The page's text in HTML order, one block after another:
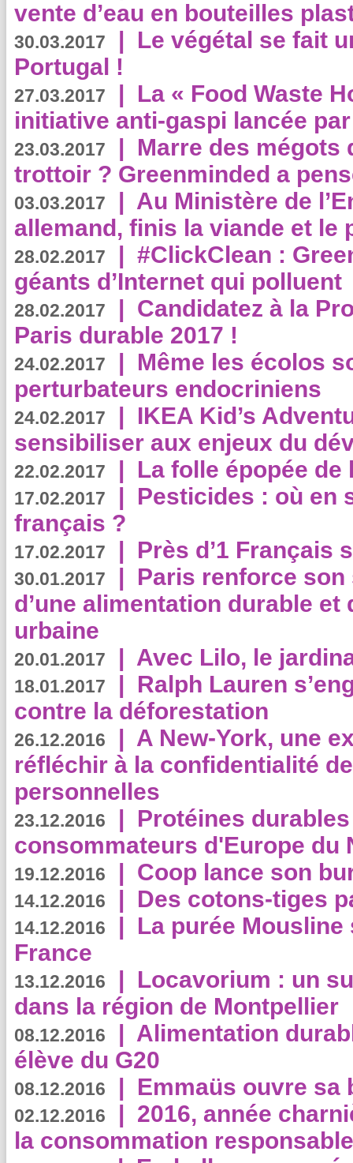
vente d’eau en bouteilles
30.03.2017 | Le végétal se fait
Portugal !
27.03.2017 | La « Food Waste
initiative anti-gaspi lancée
23.03.2017 | Marre des mégots
trottoir ? Greenminded a
03.03.2017 | Au Ministère de
allemand, finis la viande et le
28.02.2017 | #ClickClean :
géants d’Internet qui polluent
28.02.2017 | Candidatez à la
Paris durable 2017 !
24.02.2017 | Même les écolos
perturbateurs endocriniens
24.02.2017 | IKEA Kid’s
sensibiliser aux enjeux du
22.02.2017 | La folle épopée de
17.02.2017 | Pesticides : où en
français ?
17.02.2017 | Près d’1 Français
30.01.2017 | Paris renforce
d’une alimentation durable et
urbaine
20.01.2017 | Avec Lilo, le
18.01.2017 | Ralph Lauren
contre la déforestation
26.12.2016 | A New-York, une
réfléchir à la confidentialité
personnelles
23.12.2016 | Protéines
consommateurs d'Europe du
19.12.2016 | Coop lance son
14.12.2016 | Des cotons-tiges
14.12.2016 | La purée
France
13.12.2016 | Locavorium : un
dans la région de Montpellier
08.12.2016 | Alimentation
élève du G20
08.12.2016 | Emmaüs ouvre sa
02.12.2016 | 2016, année
la consommation